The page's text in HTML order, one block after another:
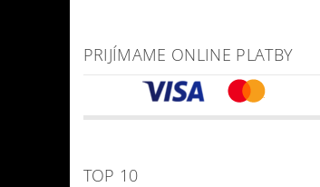
PRIJÍMAME ONLINE PLATBY
TOP 10